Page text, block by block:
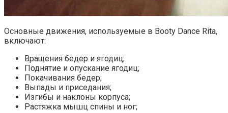
Основные движения, используемые в Booty Dance Rita,
включают:
Вращения бедер и ягодиц;
Поднятие и опускание ягодиц;
Покачивания бедер;
Выпады и приседания;
Изгибы и наклоны корпуса;
Растяжка мышц спины и ног;